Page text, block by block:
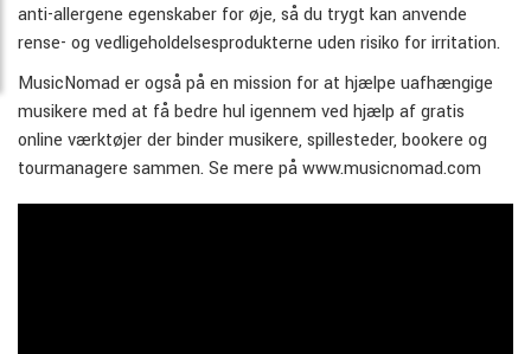
anti-allergene egenskaber for øje, så du trygt kan anvende
rense- og vedligeholdelsesprodukterne uden risiko for irritation.
MusicNomad er også på en mission for at hjælpe uafhængige
musikere med at få bedre hul igennem ved hjælp af gratis
online værktøjer der binder musikere, spillesteder, bookere og
tourmanagere sammen. Se mere på www.musicnomad.com